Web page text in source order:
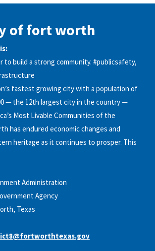
of fort worth
to build a strong community. #publicsafety,
fastest growing city with a population of
— the 12th largest city in the country —
Most Livable Communities of the
has endured economic changes and
heritage as it continues to prosper. This
Administration
Agency
Texas